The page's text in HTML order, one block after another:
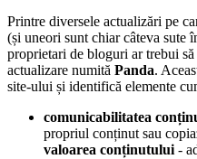
Printre diversele actualizări pe
(și uneori sunt chiar câteva sute
proprietari de bloguri ar trebui
actualizare numită Panda.
site-ului și identifică elemente
comunicabilitatea
propriul conținut sau
valoarea conținutului -